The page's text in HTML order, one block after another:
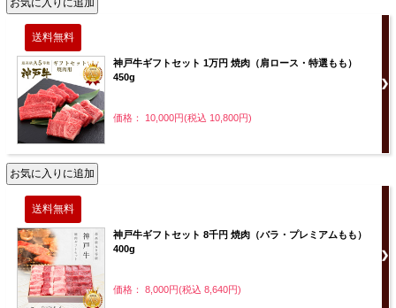
神戸牛ギフトセット 1万円 焼肉（肩ロース・特選もも）
450g
価格： 10,000円(税込 10,800円)
神戸牛ギフトセット 8千円 焼肉（バラ・プレミアムもも）
400g
価格： 8,000円(税込 8,640円)